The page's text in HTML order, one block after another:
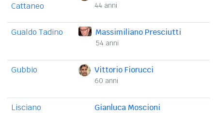
Cattaneo
44 anni
Gualdo Tadino Massimiliano Presciutti
54 anni
Gubbio Vittorio Fiorucci
60 anni
Lisciano
Gianluca Moscioni